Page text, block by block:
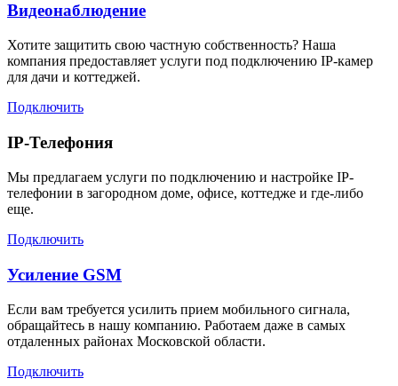
Видеонаблюдение
Хотите защитить свою частную собственность? Наша
компания предоставляет услуги под подключению IP-камер
для дачи и коттеджей.
Подключить
IP-Телефония
Мы предлагаем услуги по подключению и настройке IP-
телефонии в загородном доме, офисе, коттедже и где-либо
еще.
Подключить
Усиление GSM
Если вам требуется усилить прием мобильного сигнала,
обращайтесь в нашу компанию. Работаем даже в самых
отдаленных районах Московской области.
Подключить